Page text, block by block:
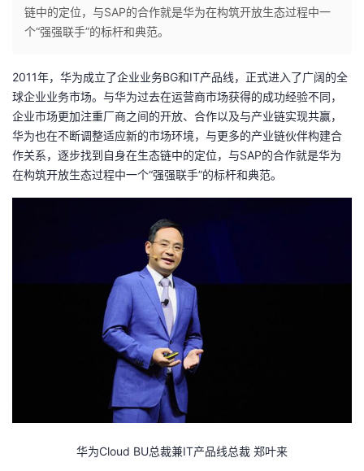
人
页
我
开
发
者
链中的定位，与SAP的合作就是华为在构筑开放生态过程中一
个“强强联手”的标杆和典范。
2011年，华为成立了企业业务BG和IT产品线，正式进入了广阔的全
球企业业务市场。与华为过去在运营商市场获得的成功经验不同，
企业市场更加注重厂商之间的开放、合作以及与产业链实现共赢，
华为也在不断调整适应新的市场环境，与更多的产业链伙伴构建合
作关系，逐步找到自身在生态链中的定位，与SAP的合作就是华为
在构筑开放生态过程中一个“强强联手”的标杆和典范。
华为Cloud BU总裁兼IT产品线总裁 郑叶来